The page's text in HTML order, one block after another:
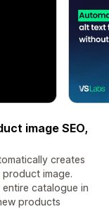
image SEO,
creates
image.
catalogue in
products